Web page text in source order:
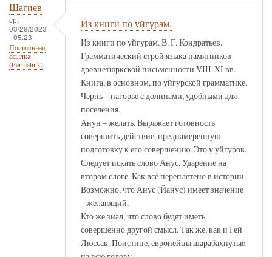
Шагиев
ср,
03/29/2023
- 05:23
Постоянная
ссылка
(Permalink)
Из книги по уйгурам.
Из книги по уйгурам. В. Г. Кондратьев.
Грамматический строй языка памятников
древнетюркской письменности VIII-XI вв.
Книга, в основном, по уйгурской грамматике.
Чернь – нагорье с долинами, удобными для
поселения.
Анун – желать. Выражает готовность
совершить действие, преднамеренную
подготовку к его совершению. Это у уйгуров.
Следует искать слово Анус. Ударение на
втором слоге. Как всё переплетено в истории.
Возможно, что Анус (Йанус) имеет значение
– желающий.
Кто же знал, что слово будет иметь
совершенно другой смысл. Так же, как и Гей
Люссак. Поистине, европейцы шарабахнутые